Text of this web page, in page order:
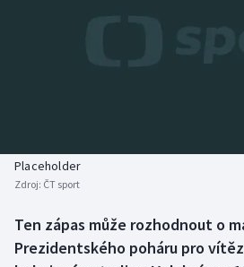
Biatlon
Box
Aplikace ČT sport
Placeholder
Zdroj: ČT sport
Ten zápas může rozhodnout o
Prezidentského poháru pro